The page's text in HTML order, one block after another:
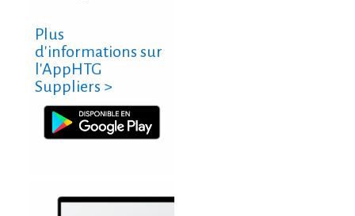
Plus
d'informations sur
l'AppHTG
Suppliers >